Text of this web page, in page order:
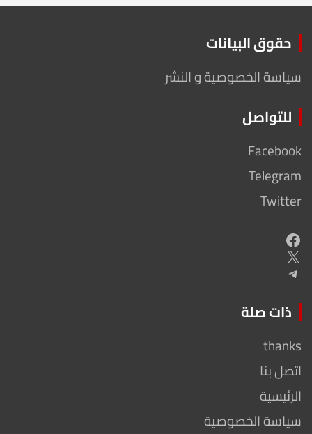
حقوق البيانات
سياسة الخصوصية و النشر
للتواصل
Facebook
Telegram
Twitter
Facebook
X
Telegram
ذات صلة
thanks
اتصل بنا
الرئيسية
سياسة الخصوصية